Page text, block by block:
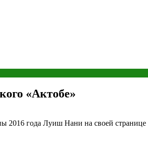
«Актобе»
года Луиш Нани на своей странице